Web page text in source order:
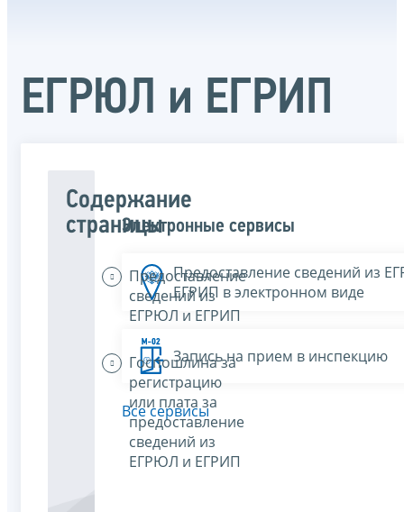
ЕГРЮЛ и ЕГРИП
Содержание
страницы
Предоставление
сведений из
ЕГРЮЛ и ЕГРИП
Госпошлина за
регистрацию
или плата за
предоставление
сведений из
ЕГРЮЛ и ЕГРИП
Электронные сервисы
Предоставление сведений из
ЕГРИП в электронном виде
Запись на прием в инспекцию
Все сервисы